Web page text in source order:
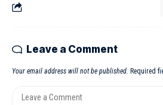
Leave a Comment
Your email address will not be published. Required